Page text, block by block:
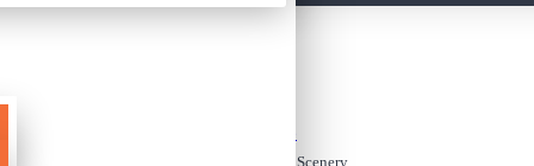
My Zilipoo -Rural Scenery